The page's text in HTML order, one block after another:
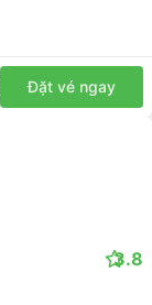
Đặt vé ngay
3.8